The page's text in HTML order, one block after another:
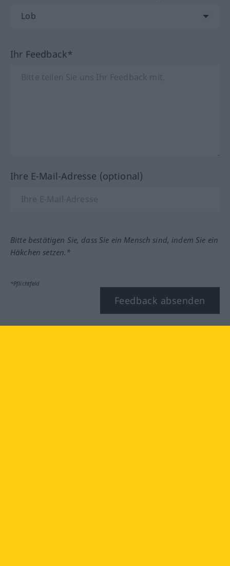
Ihr Feedback*
Ihre E-Mail-Adresse (optional)
Bitte bestätigen Sie, dass Sie ein Mensch sind, indem Sie ein
Häkchen setzen.*
*Pflichtfeld
Feedback absenden